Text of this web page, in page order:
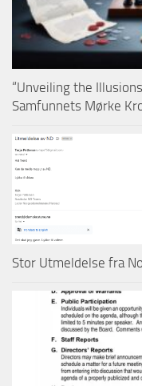
“Unveiling the
Samfunnets Mørke
Stor Utmeldelse fra